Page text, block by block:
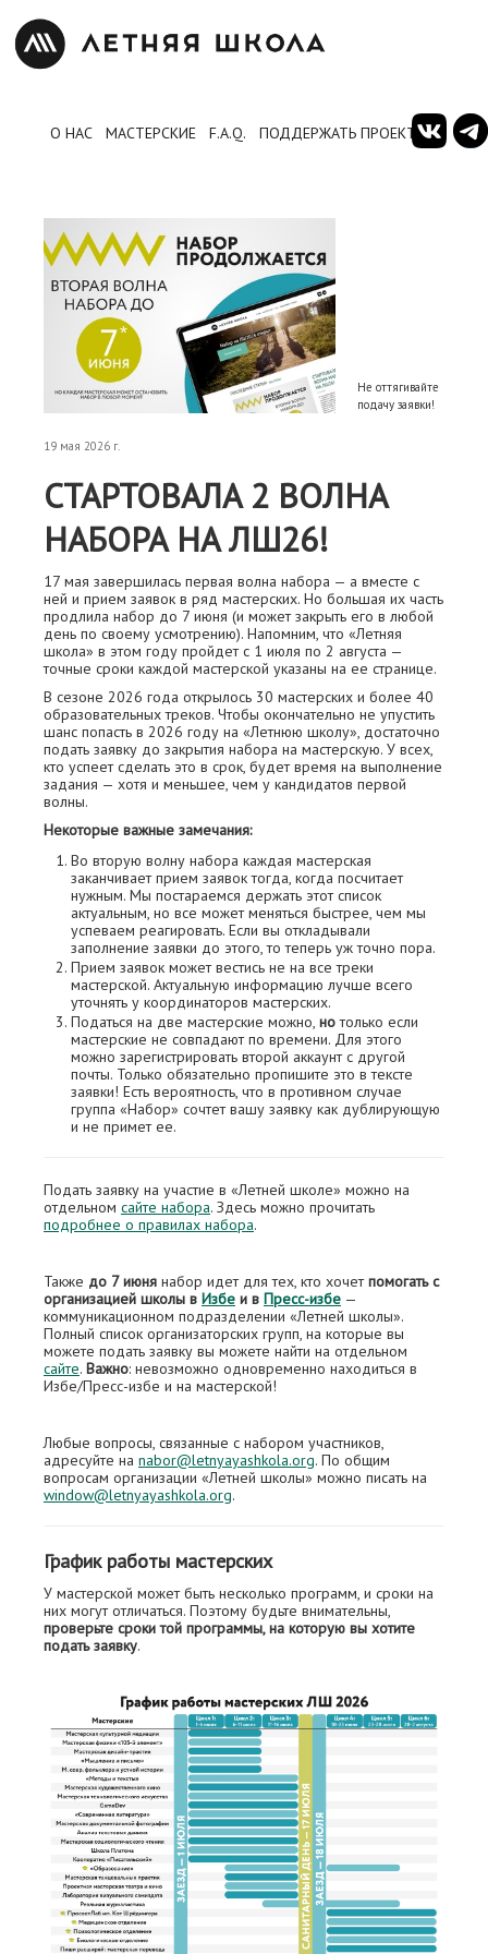
О НАС МАСТЕРСКИЕ F.A.Q. ПОДДЕРЖАТЬ ПРОЕКТ
Не оттягивайте
подачу заявки!
19 мая 2026 г.
СТАРТОВАЛА 2 ВОЛНА
НАБОРА НА ЛШ26!
17 мая завершилась первая волна набора — а вместе с
ней и прием заявок в ряд мастерских. Но большая их часть
продлила набор до 7 июня (и может закрыть его в любой
день по своему усмотрению). Напомним, что «Летняя
школа» в этом году пройдет с 1 июля по 2 августа —
точные сроки каждой мастерской указаны на ее странице.
В сезоне 2026 года открылось 30 мастерских и более 40
образовательных треков. Чтобы окончательно не упустить
шанс попасть в 2026 году на «Летнюю школу», достаточно
подать заявку до закрытия набора на мастерскую. У всех,
кто успеет сделать это в срок, будет время на выполнение
задания — хотя и меньшее, чем у кандидатов первой
волны.
Некоторые важные замечания:
Во вторую волну набора каждая мастерская
заканчивает прием заявок тогда, когда посчитает
нужным. Мы постараемся держать этот список
актуальным, но все может меняться быстрее, чем мы
успеваем реагировать. Если вы откладывали
заполнение заявки до этого, то теперь уж точно пора.
Прием заявок может вестись не на все треки
мастерской. Актуальную информацию лучше всего
уточнять у координаторов мастерских.
Податься на две мастерские можно, нотолько если
мастерские не совпадают по времени. Для этого
можно зарегистрировать второй аккаунт с другой
почты. Только обязательно пропишите это в тексте
заявки! Есть вероятность, что в противном случае
группа «Набор» сочтет вашу заявку как дублирующую
и не примет ее.
Подать заявку на участие в «Летней школе» можно на
отдельном сайте набора. Здесь можно прочитать
подробнее о правилах набора.
Также до 7 июня набор идет для тех, кто хочетпомогать с
организацией школы в Избе и в Пресс-избе —
коммуникационном подразделении «Летней школы».
Полный список организаторских групп, на которые вы
можете подать заявку вы можете найти на отдельном
сайте. Важно: невозможно одновременно находиться в
Избе/Пресс-избе и на мастерской!
Любые вопросы, связанные с набором участников,
адресуйте на nabor@letnyayashkola.org. По общим
вопросам организации «Летней школы» можно писать на
window@letnyayashkola.org.
График работы мастерских
У мастерской может быть несколько программ, и сроки на
них могут отличаться. Поэтому будьте внимательны,
проверьте сроки той программы, на которую вы хотите
подать заявку.